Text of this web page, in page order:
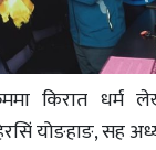
किरात धर्म
योङहाङ, सह